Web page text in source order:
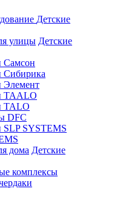
Детские
Детские
Самсон
Сибирика
Элемент
TAALO
TALO
DFC
SLP SYSTEMS
Детские
комплексы